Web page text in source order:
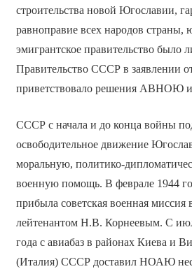
строительства новой Югославии,
равноправие всех народов страны,
эмигрантское правительство было
Правительство СССР в заявлении
приветствовало решения АВНОЮ
СССР с начала и до конца войны
освободительное движение
моральную, политико-
военную помощь. В феврале 1944
прибыла советская военная миссия
лейтенантом Н.В. Корнеевым. С
года с авиабаз в районах Киева и
(Италия) СССР доставил НОАЮ